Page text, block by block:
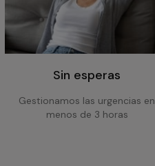
Sin esperas
Gestionamos las urgencias en
menos de 3 horas